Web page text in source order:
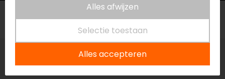
Voorraad
Vestiging Apeldoorn
Ruime voorraad
Alles afwijzen
Selectie toestaan
Alles accepteren